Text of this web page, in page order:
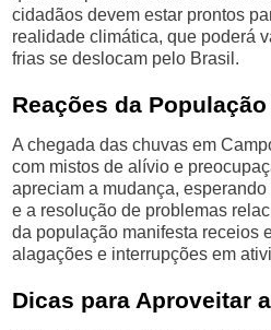
cidadãos devem estar prontos
realidade climática, que poderá
frias se deslocam pelo Brasil.
Reações da
A chegada das chuvas em
com mistos de alívio e
apreciam a mudança,
e a resolução de problemas
da população manifesta receios
alagações e interrupções em
Dicas para Aproveitar